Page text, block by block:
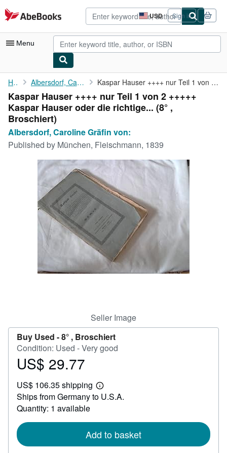
Skip to main content
AbeBooks.com USD
Site
shopping
preferences
Sign in
Menu
My Account
My Purchases
Advanced Search
Browse Collections
Art & Collectibles
Textbooks
Start Selling
CLOSE
Home Albersdorf, Caroline Gräfin von: Kaspar Hauser ++++ nur Teil 1 von 2 +++++ Kaspar Hauser oder die...
Kaspar Hauser ++++ nur Teil 1 von 2 +++++
Kaspar Hauser oder die richtige... (8° ,
Broschiert)
Albersdorf, Caroline Gräfin von:
Published by München, Fleischmann, 1839
Seller Image
Buy Used -8° , Broschiert
Condition: Used - Very good
Price
29.77
US$ 29.77
US$ 106.35 shipping
Learn
more
Ships from Germany to U.S.A.
Quantity: 1 available
Add to basket